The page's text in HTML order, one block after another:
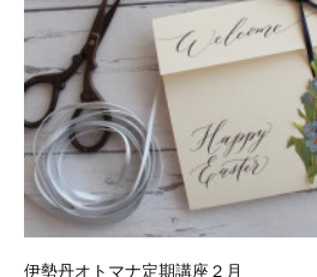
伊勢丹オトマナ定期講座２月